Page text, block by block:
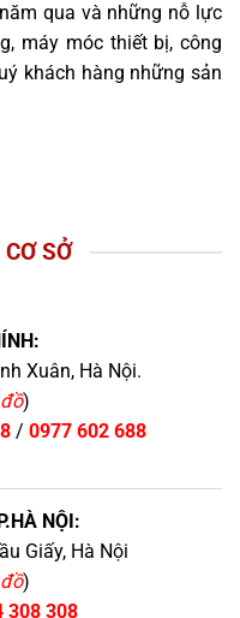
qua và những nỗ lực
máy móc thiết bị, công
khách hàng những sản
SỞ
Xuân, Hà Nội.
)
/ 0977 602 688
NỘI:
Giấy, Hà Nội
)
308 308